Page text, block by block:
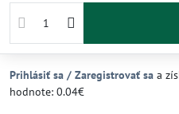
Prihlásiť sa / Zaregistrovať sa a
hodnote: 0.04€